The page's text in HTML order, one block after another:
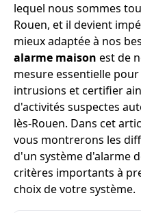
lequel nous sommes
Rouen, et il devient
mieux adaptée à nos
alarme maison est de
mesure essentielle
intrusions et certifier
d'activités suspectes
lès-Rouen. Dans cet
vous montrerons les
d'un système d'alarme
critères importants à
choix de votre système.